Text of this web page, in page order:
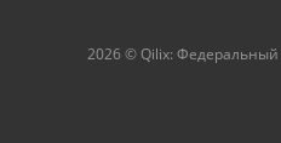
2026 © Qilix: Федеральный